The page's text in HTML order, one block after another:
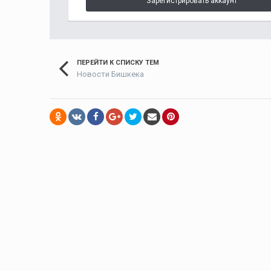
ПЕРЕЙТИ К СПИСКУ ТЕМ
Новости Бишкека